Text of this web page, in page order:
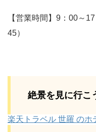
【営業時間】9：00～
45）
絶景を見に行こ
楽天トラベル 世羅 のホ